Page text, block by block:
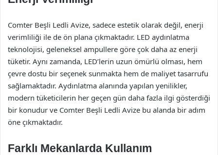
Comter Beşli Ledli Avize, sadece estetik olarak değil, enerji
verimliliği ile de ön plana çıkmaktadır. LED aydınlatma
teknolojisi, geleneksel ampullere göre çok daha az enerji
tüketir. Aynı zamanda, LED’lerin uzun ömürlü olması, hem
çevre dostu bir seçenek sunmakta hem de maliyet tasarrufu
sağlamaktadır. Aydınlatma alanında yapılan yenilikler,
modern tüketicilerin her geçen gün daha fazla ilgi gösterdiği
bir konudur ve Comter Beşli Ledli Avize bu alanda bir adım
öne çıkmaktadır.
Farklı Mekanlarda Kullanım